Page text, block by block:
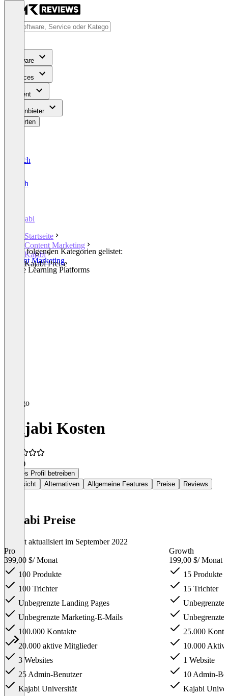
Software
Services
Content
Für Anbieter
Bewerten
Deutsch
English
Kajabi
Startseite
Content Marketing
Kajabi
Kajabi Preise
In den folgenden Kategorien gelistet:
Content Marketing
Online Learning Platforms
Kajabi Kosten
(3)
Dieses Profil betreiben
Übersicht
Alternativen Allgemeine Features Preise Reviews
Kajabi Preise
Zuletzt aktualisiert im September 2022
Pro
399,00 $/ Monat
100 Produkte
100 Trichter
Unbegrenzte Landing Pages
Unbegrenzte Marketing-E-Mails
100.000 Kontakte
20.000 aktive Mitglieder
3 Websites
25 Admin-Benutzer
Kajabi Universität
Growth
199,00 $/ Monat
15 Produkte
15 Trichter
Unbegrenzte
Unbegrenzte
25.000
10.000
1 Website
10 Admin-
Kajabi